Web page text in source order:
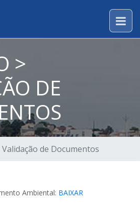
>
DE
Validação de Documentos
Ambiental: BAIXAR